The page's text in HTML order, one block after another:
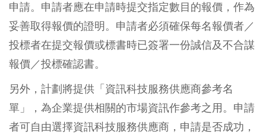
申請。申請者應在申請時提交指定數目的報價，作為
妥善取得報價的證明。申請者必須確保每名報價者／
投標者在提交報價或標書時已簽署一份誠信及不合謀
報價／投標確認書。
另外，計劃將提供「資訊科技服務供應商參考名
單」，為企業提供相關的市場資訊作參考之用。申請
者可自由選擇資訊科技服務供應商，申請是否成功，